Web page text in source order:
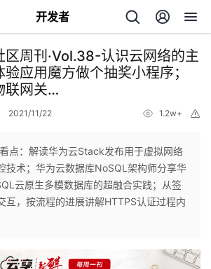
开发者
区周刊·Vol.38-认识云网络的主
应用魔方做个抽奖小程序；
联网关…
2021/11/22 1.2w+
看点：解读华为云Stack发布用于虚拟网络
技术；华为云数据库NoSQL架构师分享华
云原生多模数据库的超融合实践；从签
互，按流程的进展讲解HTTPS认证过程内